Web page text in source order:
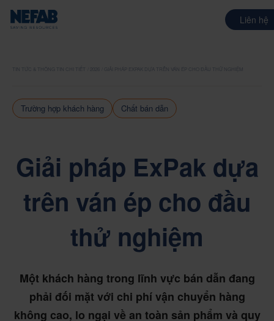
Liên hệ
GIẢI PHÁP EXPAK DỰA TRÊN VÁN ÉP CHO ĐẦU THỬ NGHIỆM
Trường hợp khách hàng Chất bán dẫn
Giải pháp ExPak dựa
trên ván ép cho đầu
thử nghiệm
Một khách hàng trong lĩnh vực bán dẫn đang
phải đối mặt với chi phí vận chuyển hàng
không cao, lo ngại về an toàn sản phẩm và quy